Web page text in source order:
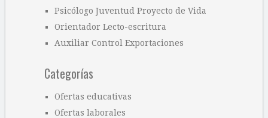
Psicólogo Juventud Proyecto de Vida
Orientador Lecto-escritura
Auxiliar Control Exportaciones
Categorías
Ofertas educativas
Ofertas laborales